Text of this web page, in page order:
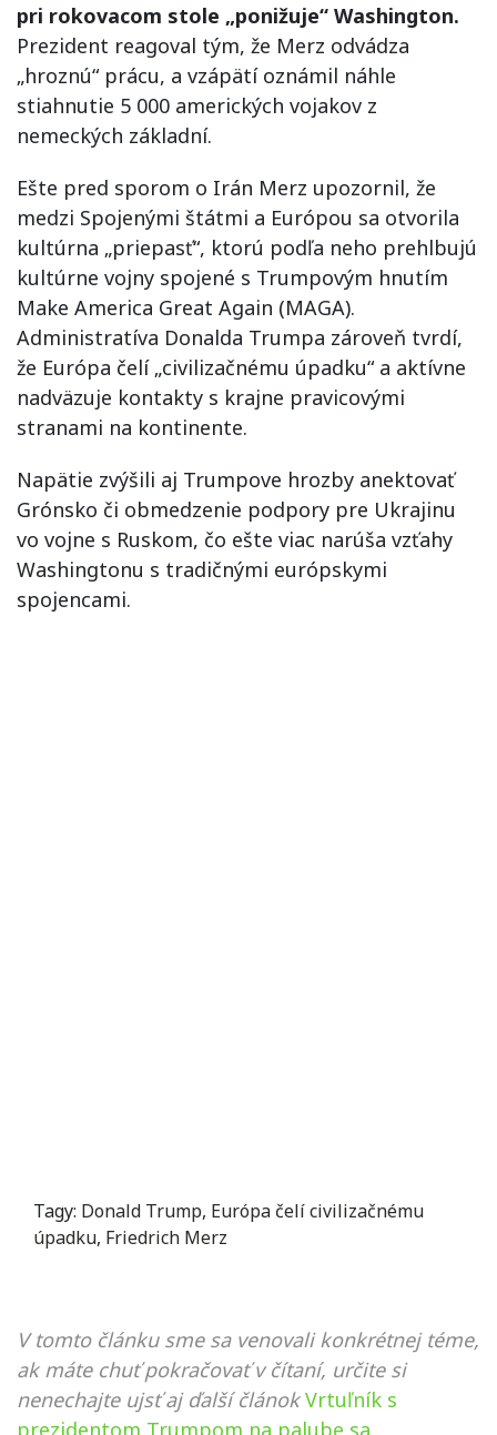
pri rokovacom stole „ponižuje“ Washington.
Prezident reagoval tým, že Merz odvádza
„hroznú“ prácu, a vzápätí oznámil náhle
stiahnutie 5 000 amerických vojakov z
nemeckých základní.
Ešte pred sporom o Irán Merz upozornil, že
medzi Spojenými štátmi a Európou sa otvorila
kultúrna „priepasť“, ktorú podľa neho prehlbujú
kultúrne vojny spojené s Trumpovým hnutím
Make America Great Again (MAGA).
Administratíva Donalda Trumpa zároveň tvrdí,
že Európa čelí „civilizačnému úpadku“ a aktívne
nadväzuje kontakty s krajne pravicovými
stranami na kontinente.
Napätie zvýšili aj Trumpove hrozby anektovať
Grónsko či obmedzenie podpory pre Ukrajinu
vo vojne s Ruskom, čo ešte viac narúša vzťahy
Washingtonu s tradičnými európskymi
spojencami.
Tagy: Donald Trump, Európa čelí civilizačnému
úpadku, Friedrich Merz
V tomto článku sme sa venovali konkrétnej téme,
ak máte chuť pokračovať v čítaní, určite si
nenechajte ujsť aj ďalší článok Vrtuľník s
prezidentom Trumpom na palube sa